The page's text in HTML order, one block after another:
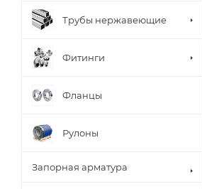
Трубы нержавеющие
Фитинги
Фланцы
Рулоны
Запорная арматура